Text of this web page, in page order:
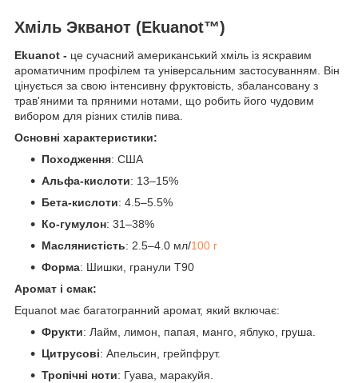
Хміль Экванот (Ekuanot™)
Ekuanot - це сучасний американський хміль із яскравим
ароматичним профілем та універсальним застосуванням. Він
цінується за свою інтенсивну фруктовість, збалансовану з
трав'яними та пряними нотами, що робить його чудовим
вибором для різних стилів пива.
Основні характеристики:
Походження: США
Альфа-кислоти: 13–15%
Бета-кислоти: 4.5–5.5%
Ко-гумулон: 31–38%
Маслянистість: 2.5–4.0 мл/100 г
Форма: Шишки, гранули T90
Аромат і смак:
Equanot має багатогранний аромат, який включає:
Фрукти: Лайм, лимон, папая, манго, яблуко, груша.
Цитрусові: Апельсин, грейпфрут.
Тропічні ноти: Гуава, маракуйя.